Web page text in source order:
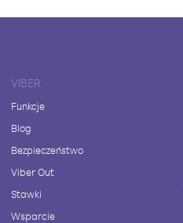
VIBER
Funkcje
Blog
Bezpieczeństwo
Viber Out
Stawki
Wsparcie